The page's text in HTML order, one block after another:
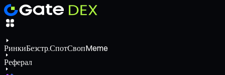
РинкиБезстр.СпотСвопMeme
Реферал